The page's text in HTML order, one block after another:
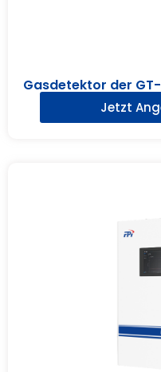
Gasdetektor der
Jetzt